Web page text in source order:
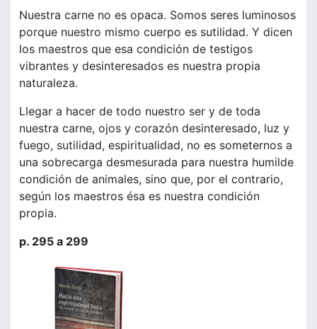
Nuestra carne no es opaca. Somos seres luminosos
porque nuestro mismo cuerpo es sutilidad. Y dicen
los maestros que esa condición de testigos
vibrantes y desinteresados es nuestra propia
naturaleza.
Llegar a hacer de todo nuestro ser y de toda
nuestra carne, ojos y corazón desinteresado, luz y
fuego, sutilidad, espiritualidad, no es someternos a
una sobrecarga desmesurada para nuestra humilde
condición de animales, sino que, por el contrario,
según los maestros ésa es nuestra condición
propia.
p. 295 a 299